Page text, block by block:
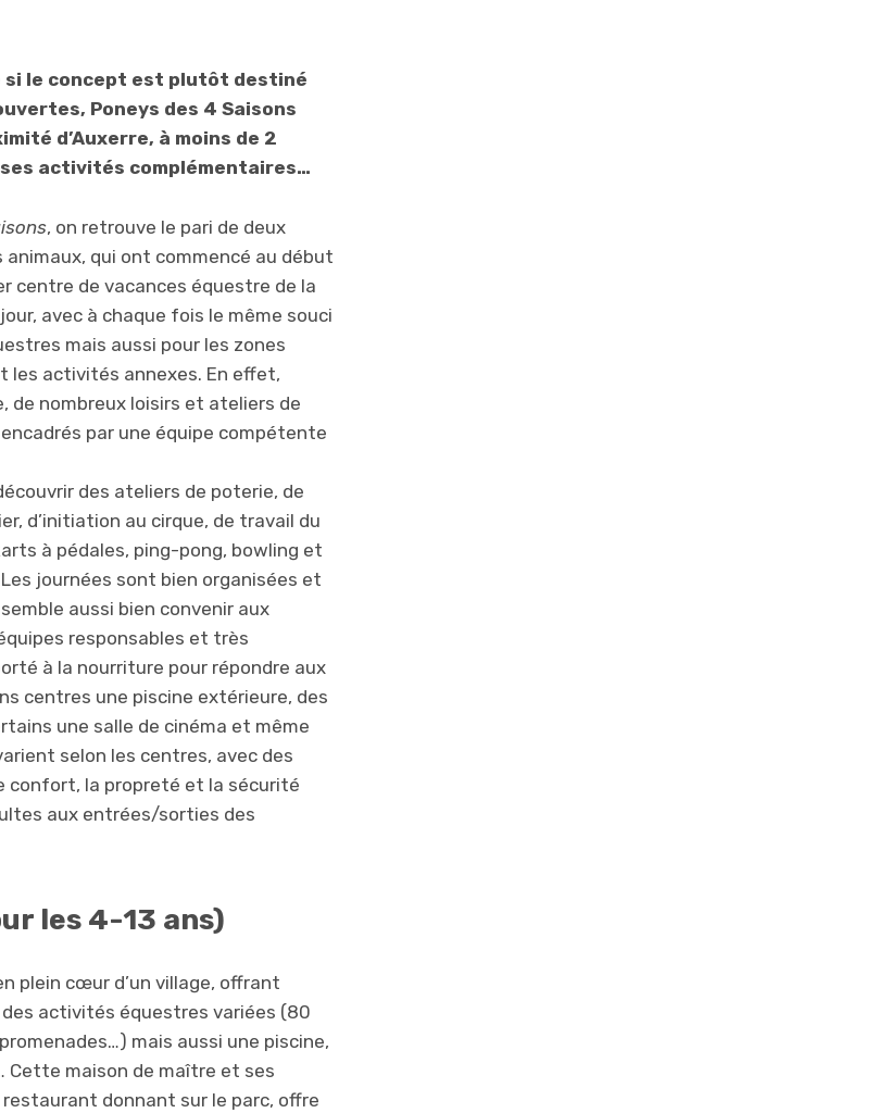
le concept est plutôt destiné
Poneys des 4 Saisons
d’Auxerre, à moins de 2
activités complémentaires…
, on retrouve le pari de deux
qui ont commencé au début
centre de vacances équestre de la
avec à chaque fois le même souci
mais aussi pour les zones
les activités annexes. En effet,
de nombreux loisirs et ateliers de
par une équipe compétente
des ateliers de poterie, de
d’initiation au cirque, de travail du
à pédales, ping-pong, bowling et
journées sont bien organisées et
aussi bien convenir aux
responsables et très
à la nourriture pour répondre aux
centres une piscine extérieure, des
une salle de cinéma et même
selon les centres, avec des
confort, la propreté et la sécurité
aux entrées/sorties des
les 4-13 ans)
plein cœur d’un village, offrant
activités équestres variées (80
mais aussi une piscine,
Cette maison de maître et ses
donnant sur le parc, offre